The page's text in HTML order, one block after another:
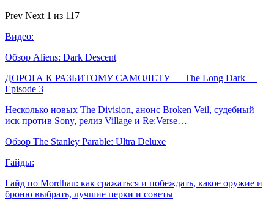
Prev Next 1 из 117
Видео:
Обзор Aliens: Dark Descent
ДОРОГА К РАЗБИТОМУ САМОЛЕТУ — The Long Dark —
Episode 3
Несколько новых The Division, анонс Broken Veil, судебный
иск против Sony, релиз Village и Re:Verse…
Обзор The Stanley Parable: Ultra Deluxe
Гайды:
Гайд по Mordhau: как сражаться и побеждать, какое оружие и
броню выбрать, лучшие перки и советы